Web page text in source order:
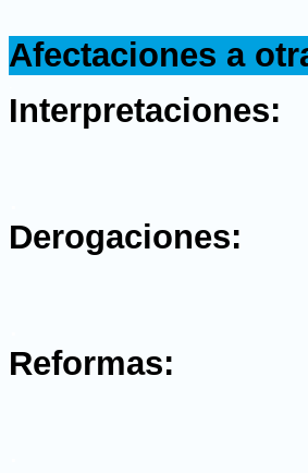
Afectaciones a
Interpretaciones:
Derogaciones:
Reformas: